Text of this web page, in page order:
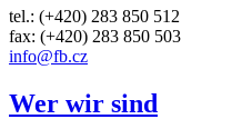
tel.: (+420) 283 850 512
fax: (+420) 283 850 503
info@fb.cz
Wer wir sind